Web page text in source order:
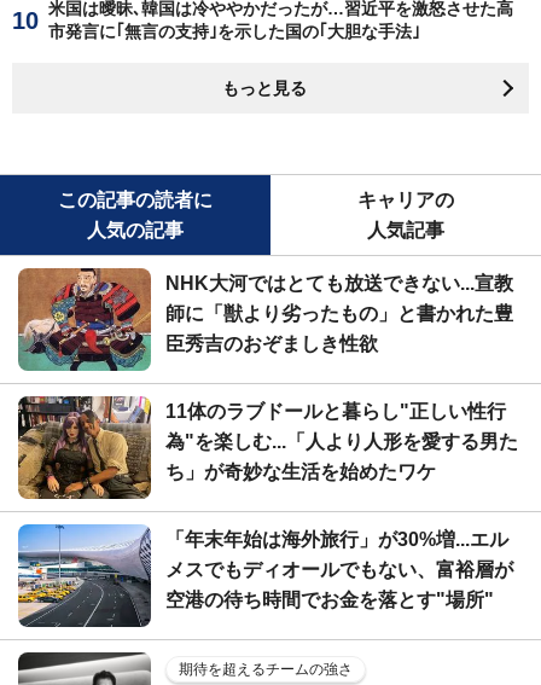
米国は曖昧､韓国は冷ややかだったが…習近平を激怒させた高
市発言に｢無言の支持｣を示した国の｢大胆な手法｣
もっと見る
この記事の読者に
人気の記事
キャリアの
人気記事
NHK大河ではとても放送できない...宣教
師に「獣より劣ったもの」と書かれた豊
臣秀吉のおぞましき性欲
11体のラブドールと暮らし"正しい性行
為"を楽しむ...「人より人形を愛する男た
ち」が奇妙な生活を始めたワケ
「年末年始は海外旅行」が30%増...エル
メスでもディオールでもない、富裕層が
空港の待ち時間でお金を落とす"場所"
期待を超えるチームの強さ